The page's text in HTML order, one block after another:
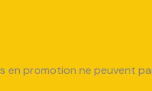
en promotion ne peuvent